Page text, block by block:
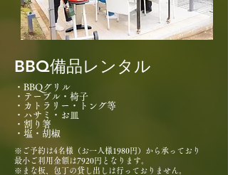
BBQ備品レンタル
・BBQグリル
・テーブル・椅子
​​・カトラリー・トング等
・ハサミ
・お皿
・割り箸
​・塩・胡椒
※ ご予約は4名様（お一人様1980円）から承っており
最小ご利用金額は7920円となります。
※まな板、包丁の貸し出しは行っておりません。